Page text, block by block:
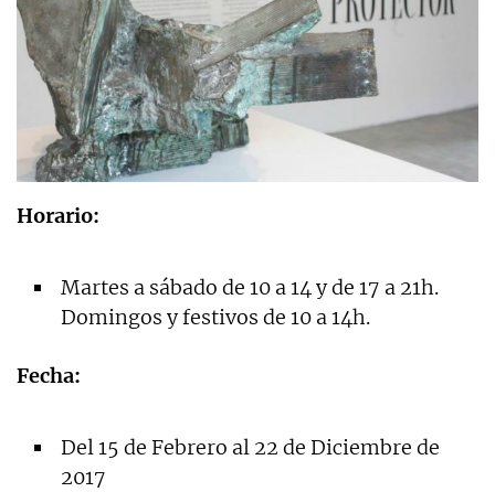
Horario:
Martes a sábado de 10 a 14 y de 17 a 21h.
Domingos y festivos de 10 a 14h.
Fecha:
Del 15 de Febrero al 22 de Diciembre de
2017